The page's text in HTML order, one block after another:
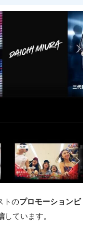
トのプロモーションビ
しています。